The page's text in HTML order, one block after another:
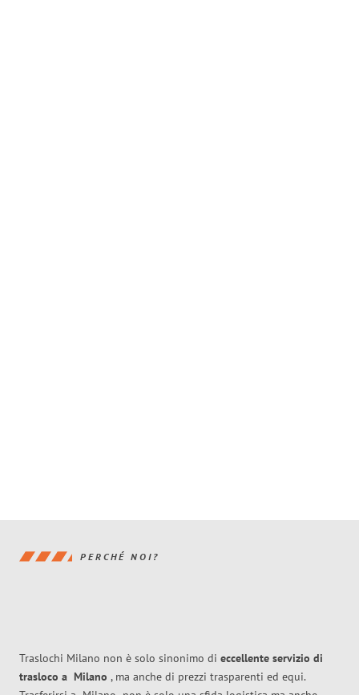
PERCHÉ NOI?
Traslochi Milano non è solo sinonimo di eccellente servizio di
trasloco a Milano , ma anche di prezzi trasparenti ed equi.